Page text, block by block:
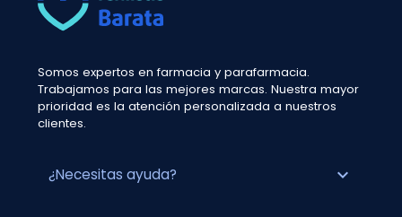
Somos expertos en farmacia y parafarmacia.
Trabajamos para las mejores marcas. Nuestra mayor
prioridad es la atención personalizada a nuestros
clientes.
¿Necesitas ayuda? expand_more